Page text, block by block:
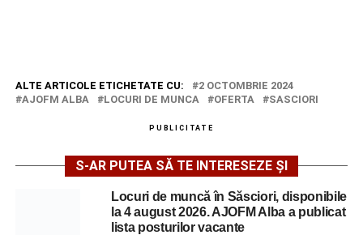
ALTE ARTICOLE ETICHETATE CU:
2 OCTOMBRIE 2024
AJOFM ALBA
LOCURI DE MUNCA OFERTA SASCIORI
PUBLICITATE
S-AR PUTEA SĂ TE INTERESEZE ȘI
Locuri de muncă în Săsciori, disponibile
la 4 august 2026. AJOFM Alba a publicat
lista posturilor vacante